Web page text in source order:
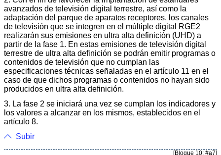
avanzados de televisión digital terrestre, así como la
adaptación del parque de aparatos receptores, los canales
de televisión que se integren en el múltiple digital RGE2
realizarán sus emisiones en ultra alta definición (UHD) a
partir de la fase 1. En estas emisiones de televisión digital
terrestre de ultra alta definición se podrán emitir programas o
contenidos de televisión que no cumplan las
especificaciones técnicas señaladas en el artículo 11 en el
caso de que dichos programas o contenidos no hayan sido
producidos en ultra alta definición.
3. La fase 2 se iniciará una vez se cumplan los indicadores y
los valores a alcanzar en los mismos, establecidos en el
artículo 8.
Subir
[Bloque 10: #a7]